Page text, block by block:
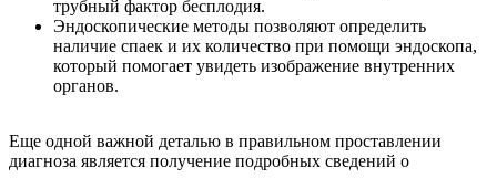
трубный фактор бесплодия.
Эндоскопические методы позволяют определить
наличие спаек и их количество при помощи эндоскопа,
который помогает увидеть изображение внутренних
органов.
Еще одной важной деталью в правильном проставлении
диагноза является получение подробных сведений о